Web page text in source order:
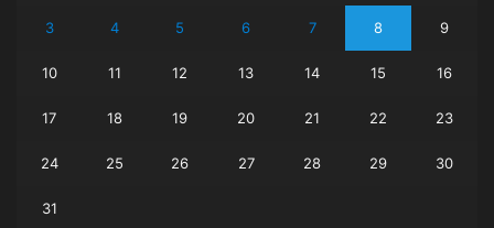
3 4 5 6 7 8 9
10 11 12 13 14 15 16
17 18 19 20 21 22 23
24 25 26 27 28 29 30
31